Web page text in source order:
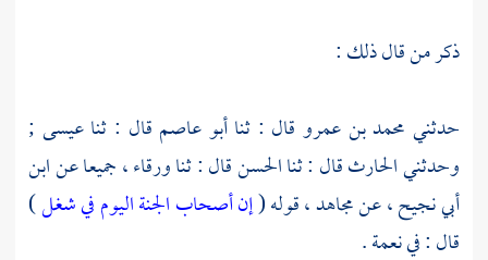
ذكر من قال ذلك :
حدثني محمد بن عمرو قال : ثناأبو عاصم قال : ثناعيسى ;
وحدثنيالحارثقال : ثناالحسنقال : ثناورقاء ،جميعا عنابن
أبي نجيح ،عنمجاهد ،قوله (إن أصحاب الجنة اليوم في شغل)
قال : في نعمة .